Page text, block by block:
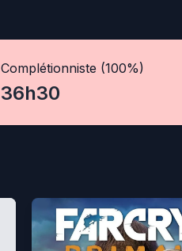
Complétionniste (100%)
36h30